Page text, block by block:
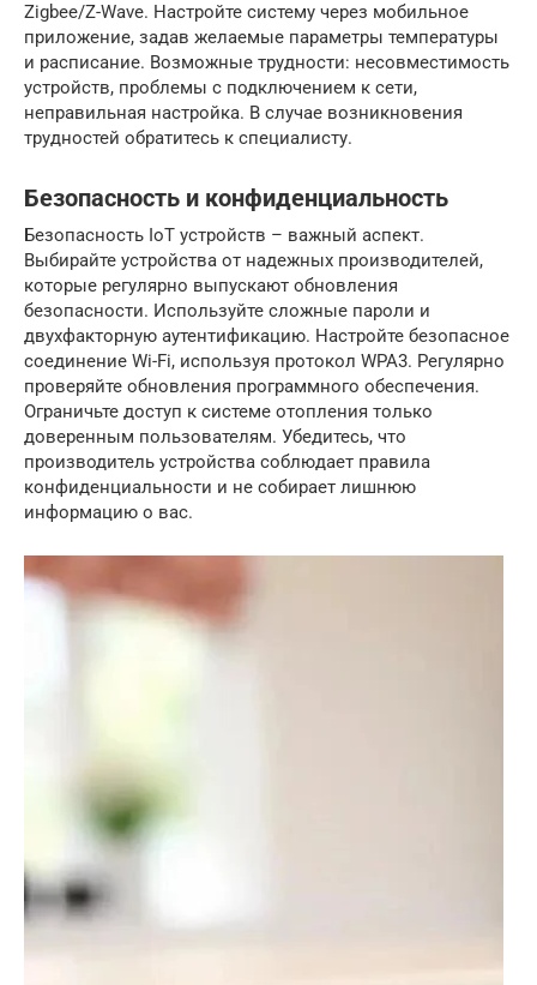
Zigbee/Z-Wave. Настройте систему через мобильное
приложение, задав желаемые параметры температуры
и расписание. Возможные трудности: несовместимость
устройств, проблемы с подключением к сети,
неправильная настройка. В случае возникновения
трудностей обратитесь к специалисту.
Безопасность и конфиденциальность
Безопасность IoT устройств – важный аспект.
Выбирайте устройства от надежных производителей,
которые регулярно выпускают обновления
безопасности. Используйте сложные пароли и
двухфакторную аутентификацию. Настройте безопасное
соединение Wi-Fi, используя протокол WPA3. Регулярно
проверяйте обновления программного обеспечения.
Ограничьте доступ к системе отопления только
доверенным пользователям. Убедитесь, что
производитель устройства соблюдает правила
конфиденциальности и не собирает лишнюю
информацию о вас.